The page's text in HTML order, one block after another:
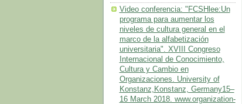
Video conferencia: "FCSHlee:Un
programa para aumentar los
niveles de cultura general en el
marco de la alfabetización
universitaria". XVIII Congreso
Internacional de Conocimiento,
Cultura y Cambio en
Organizaciones. University of
Konstanz,Konstanz, Germany15–
16 March 2018. www.organization-